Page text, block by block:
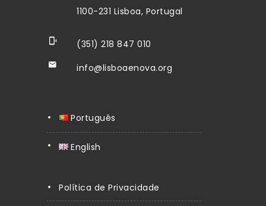
1100-231 Lisboa, Portugal
(351) 218 847 010
info@lisboaenova.org
Português
English
Política de Privacidade